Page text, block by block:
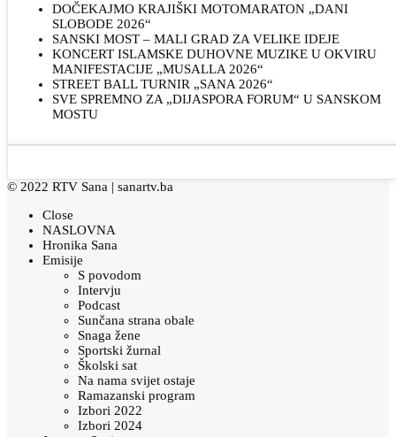
DOČEKAJMO KRAJIŠKI MOTOMARATON „DANI
SLOBODE 2026“
SANSKI MOST – MALI GRAD ZA VELIKE IDEJE
KONCERT ISLAMSKE DUHOVNE MUZIKE U OKVIRU
MANIFESTACIJE „MUSALLA 2026“
STREET BALL TURNIR „SANA 2026“
SVE SPREMNO ZA „DIJASPORA FORUM“ U SANSKOM
MOSTU
© 2022 RTV Sana | sanartv.ba
Close
NASLOVNA
Hronika Sana
Emisije
S povodom
Intervju
Podcast
Sunčana strana obale
Snaga žene
Sportski žurnal
Školski sat
Na nama svijet ostaje
Ramazanski program
Izbori 2022
Izbori 2024